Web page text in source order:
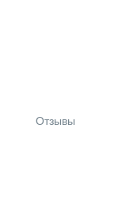
Отзывы